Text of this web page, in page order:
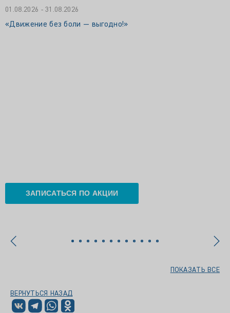
01.08.2026 - 31.08.2026
«Движение без боли — выгодно!»
ЗАПИСАТЬСЯ ПО АКЦИИ
ПОКАЗАТЬ ВСЕ
ВЕРНУТЬСЯ НАЗАД